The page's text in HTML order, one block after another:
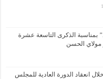
بمناسبة الذكرى التاسعة عشرة
مولاي الحسن
انعقاد الدورة العادية للمجلس